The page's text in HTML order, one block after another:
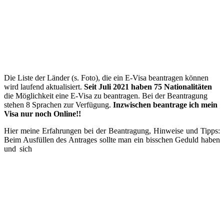
Die Liste der Länder (s. Foto), die ein E-Visa beantragen können
wird laufend aktualisiert. Seit Juli 2021 haben 75 Nationalitäten
die Möglichkeit eine E-Visa zu beantragen. Bei der Beantragung
stehen 8 Sprachen zur Verfügung. Inzwischen beantrage ich mein
Visa nur noch Online!!
Hier meine Erfahrungen bei der Beantragung, Hinweise und Tipps:
Beim Ausfüllen des Antrages sollte man ein bisschen Geduld haben
und sich